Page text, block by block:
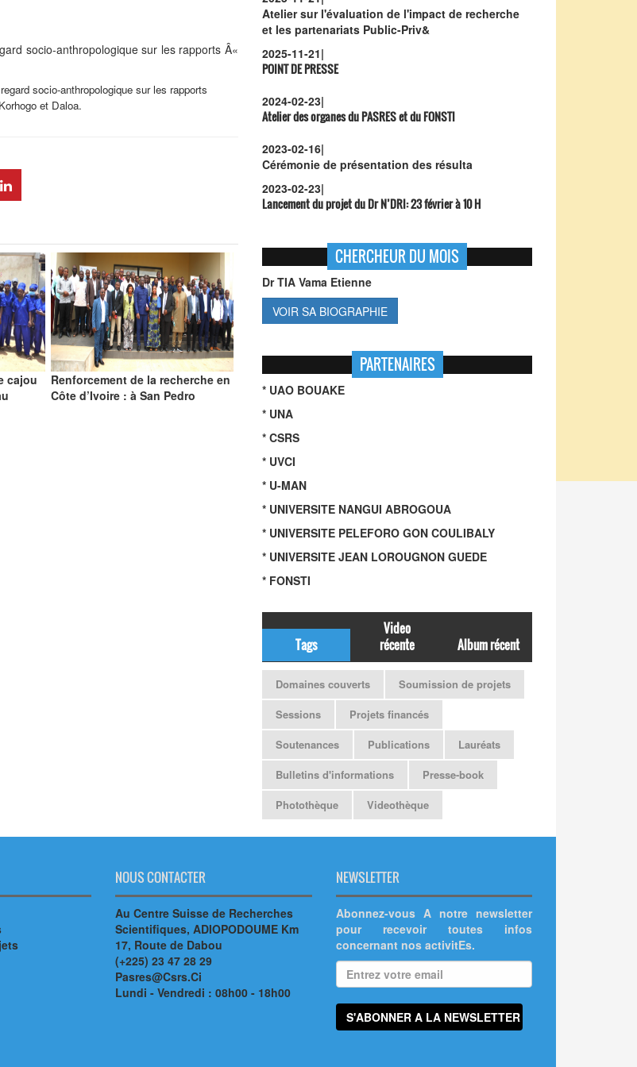
socio-anthropologique sur les rapports Â«
socio-anthropologique sur les rapports
et Daloa.
cajou
Renforcement de la recherche en
Côte d’Ivoire : à San Pedro
Atelier sur l'évaluation de l'impact de recherche
et les partenariats Public-Priv&
2025-11-21|
POINT DE PRESSE
2024-02-23|
Atelier des organes du PASRES et du FONSTI
2023-02-16|
Cérémonie de présentation des résulta
2023-02-23|
Lancement du projet du Dr N’DRI:23 février à 10 H
CHERCHEUR DU MOIS
Dr TIA Vama Etienne
VOIR SA BIOGRAPHIE
PARTENAIRES
* UAO BOUAKE
* UNA
* CSRS
* UVCI
* U-MAN
* UNIVERSITE NANGUI ABROGOUA
* UNIVERSITE PELEFORO GON COULIBALY
* UNIVERSITE JEAN LOROUGNON GUEDE
* FONSTI
Tags
Video
récente
Album récent
Domaines couverts
Soumission de projets
Sessions
Projets financés
Soutenances
Publications
Lauréats
Bulletins d'informations
Presse-book
Photothèque
Videothèque
NOUS CONTACTER
Au Centre Suisse de Recherches
Scientifiques, ADIOPODOUME Km
17, Route de Dabou
(+225) 23 47 28 29
Pasres@Csrs.Ci
Lundi - Vendredi : 08h00 - 18h00
NEWSLETTER
Abonnez-vous A notre newsletter
pour recevoir toutes infos
concernant nos activitEs.